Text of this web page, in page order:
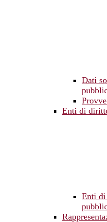
Dati
Enti di
Enti